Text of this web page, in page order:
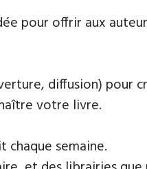
pour offrir aux
diffusion) pour
votre livre.
semaine.